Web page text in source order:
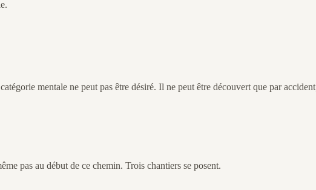
mentale ne peut pas être désiré. Il ne peut être découvert que par
pas au début de ce chemin. Trois chantiers se posent.